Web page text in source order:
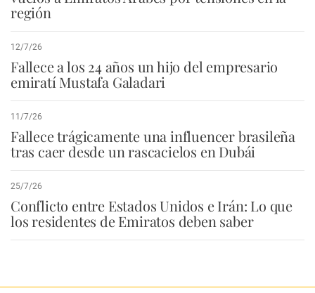
región
12/7/26
Fallece a los 24 años un hijo del empresario
emiratí Mustafa Galadari
11/7/26
Fallece trágicamente una influencer brasileña
tras caer desde un rascacielos en Dubái
25/7/26
Conflicto entre Estados Unidos e Irán: Lo que
los residentes de Emiratos deben saber